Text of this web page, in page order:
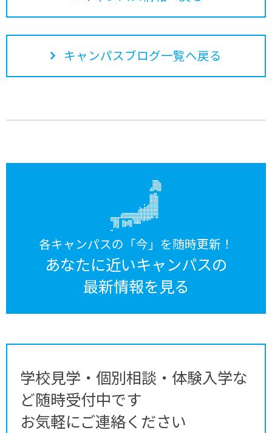
キャンパスブログ一覧へ戻る
各キャンパスの「今」を随時更新！
あなたに近いキャンパスの
最新情報を見る
学校見学・個別相談・体験入学な
ど随時受付中です
お気軽にご連絡ください